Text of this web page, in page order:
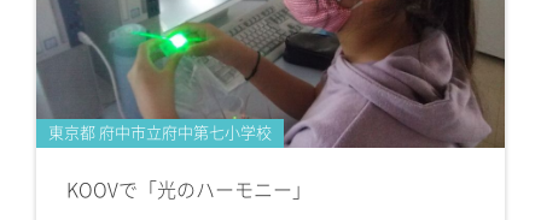
東京都 府中市立府中第七小学校
KOOVで「光のハーモニー」